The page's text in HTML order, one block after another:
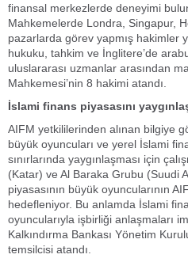
finansal merkezlerde deneyimi
Mahkemelerde Londra, Singapur,
pazarlarda görev yapmış hakimler
hukuku, tahkim ve İnglitere’de
uluslararası uzmanlar arasından
Mahkemesi’nin 8 hakimi atandı.
İslami finans piyasasını
AIFM yetkililerinden alınan bilgiye
büyük oyuncuları ve yerel İslami
sınırlarında yaygınlaşması için
(Katar) ve Al Baraka Grubu (Suudi
piyasasının büyük oyuncularının
hedefleniyor. Bu anlamda İslami
oyuncularıyla işbirliği anlaşmaları
Kalkındırma Bankası Yönetim
temsilcisi atandı.